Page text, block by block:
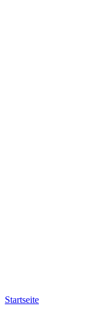
Startseite